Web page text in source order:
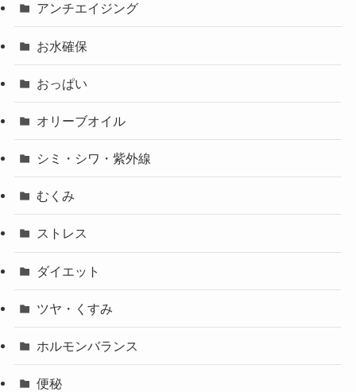
アンチエイジング
お水確保
おっぱい
オリーブオイル
シミ・シワ・紫外線
むくみ
ストレス
ダイエット
ツヤ・くすみ
ホルモンバランス
便秘